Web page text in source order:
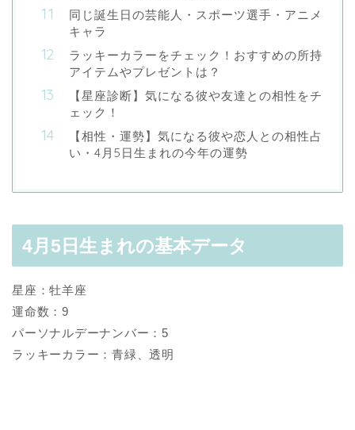
同じ誕生日の芸能人・スポーツ選手・アニメ
キャラ
ラッキーカラーをチェック！おすすめの所持
アイテムやプレゼントは？
【星座診断】気になる彼や友達との相性をチ
ェック！
【相性・運勢】気になる彼や恋人との相性占
い・4月5日生まれの今年の運勢
4月5日生まれの基本データ
星座：牡羊座
運命数：9
パーソナルデーナンバー：5
ラッキーカラー：青緑、透明